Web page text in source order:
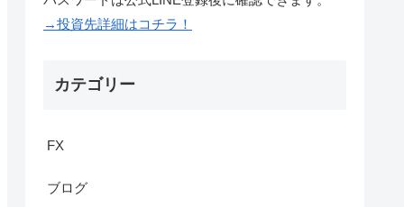
→投資先詳細はコチラ！
カテゴリー
FX
ブログ